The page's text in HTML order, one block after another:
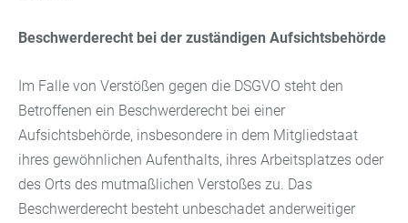
Beschwerderecht bei der zuständigen Aufsichtsbehörde
Im Falle von Verstößen gegen die DSGVO steht den
Betroffenen ein Beschwerderecht bei einer
Aufsichtsbehörde, insbesondere in dem Mitgliedstaat
ihres gewöhnlichen Aufenthalts, ihres Arbeitsplatzes oder
des Orts des mutmaßlichen Verstoßes zu. Das
Beschwerderecht besteht unbeschadet anderweitiger